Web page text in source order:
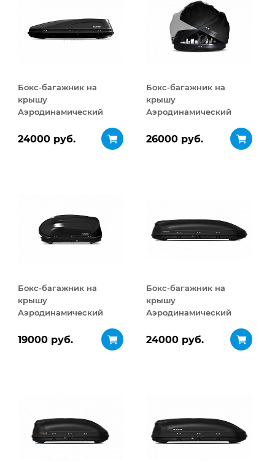
Бокс-багажник на
крышу
Аэродинамический
ДВУСТОРОННЕЕ
24000 руб.
Бокс-багажник на
крышу
Аэродинамический
ДВУСТОРОННЕЕ
26000 руб.
Бокс-багажник на
крышу
Аэродинамический
ДВУСТОРОННЕЕ
19000 руб.
Бокс-багажник на
крышу
Аэродинамический
24000 руб.